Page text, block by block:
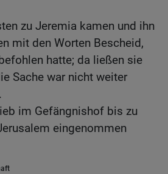
zu Jeremia kamen und ihn
mit den Worten Bescheid,
hatte; da ließen sie
Sache war nicht weiter
im Gefängnishof bis zu
eingenommen